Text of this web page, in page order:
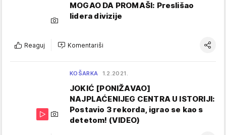
MOGAO DA PROMAŠI: Preslišao
lidera divizije
Reaguj Komentariši
KOŠARKA 1.2.2021.
JOKIĆ [PONIŽAVAO]
NAJPLAĆENIJEG CENTRA U ISTORIJI:
Postavio 3 rekorda, igrao se kao s
detetom! (VIDEO)